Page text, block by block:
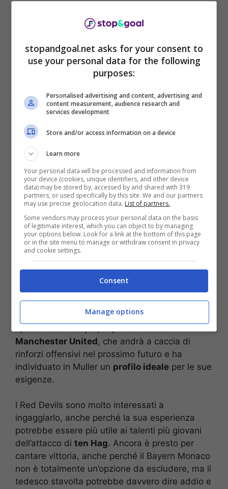
contratto di Mullerscadrà a giugno 2024,
rinnovoè decisamente più difficile. L’Inter, nel
corso della carriera del tedesco, è stata
accostata veramente tante volte all’attaccante,
per il trasferimento in Italia.
L’Inter non è più un’opzione per Muller (ansafoto) –
Ora farebbe comodo ai nerazzurri, come a molti
club europei, ma sono decisamente lontani dal
suo arrivo a parametro zero. Secondo quanto
Manchester United, che andrà a caccia di
rinforzi offensivi nel prossimo futuro e ha
individuato in Muller un profilo ideale per le sue
esigenze.
I Red Devils sono molto interessati a
ingaggiarlo, anche perché la sua esperienza
potrebbe essere più utile ai talenti più giovani
dell’attacco di ten Hag. Ancora è presto per
cantare vittoria, anche perché il Bayern Monaco
non è totalmente un’opzione da escludere, ma il
tedesco stavolta potrebbe davvero dire addio e
stopandgoal.net asks for your consent to
use your personal data for the following
purposes:
Personalised advertising and content, advertising and
content measurement, audience research and
services development
Store and/or access information on a device
Learn more
Your personal data will be processed and information from
your device (cookies, unique identifiers, and other device
data) may be stored by, accessed by and shared with 319
partners, or used specifically by this site. We and our partners
may use precise geolocation data. List of partners.
Some vendors may process your personal data on the basis
of legitimate interest, which you can object to by managing
your options below. Look for a link at the bottom of this page
or in the site menu to manage or withdraw consent in privacy
and cookie settings.
Consent
Manage options